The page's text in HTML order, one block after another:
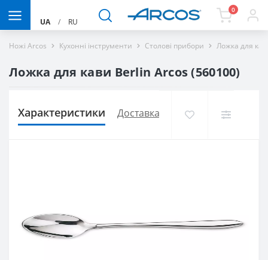
UA / RU
0
Ножі Arcos Кухонні інструменти Столові прибори Ложка для
Ложка для кави Berlin Arcos (560100)
Характеристики Доставка і оплата Відгуків (0)